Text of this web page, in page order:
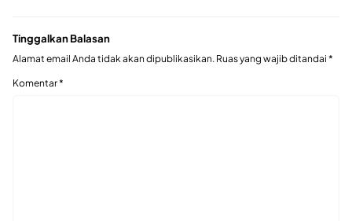
Tinggalkan Balasan
Alamat email Anda tidak akan dipublikasikan. Ruas yang wajib ditandai *
Komentar*